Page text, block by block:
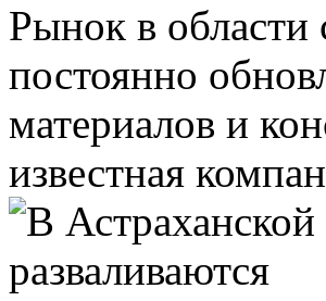
Рынок в области
постоянно
материалов и
известная